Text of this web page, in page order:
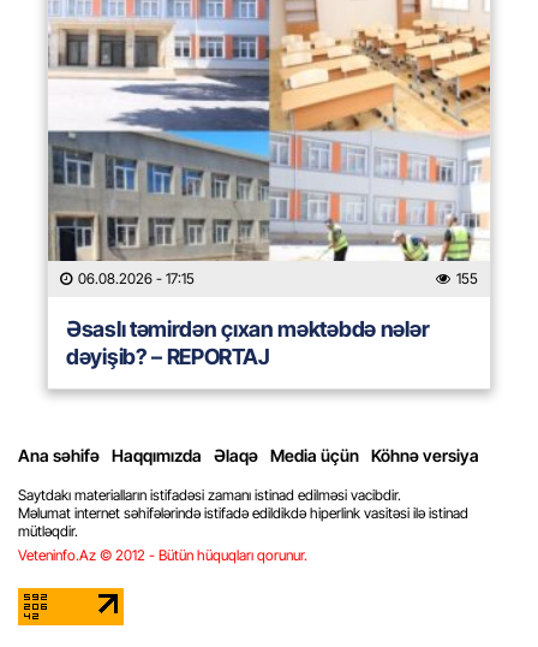
06.08.2026 - 17:15 155
Əsaslı təmirdən çıxan məktəbdə nələr
dəyişib? – REPORTAJ
Ana səhifə Haqqımızda Əlaqə Media üçün Köhnə versiya
Saytdakı materialların istifadəsi zamanı istinad edilməsi vacibdir.
Məlumat internet səhifələrində istifadə edildikdə hiperlink vasitəsi ilə istinad
mütləqdir.
Veteninfo.Az © 2012 - Bütün hüquqları qorunur.